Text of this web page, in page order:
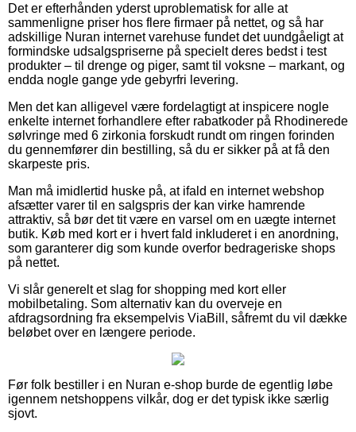
Det er efterhånden yderst uproblematisk for alle at
sammenligne priser hos flere firmaer på nettet, og så har
adskillige Nuran internet varehuse fundet det uundgåeligt at
formindske udsalgspriserne på specielt deres bedst i test
produkter – til drenge og piger, samt til voksne – markant, og
endda nogle gange yde gebyrfri levering.
Men det kan alligevel være fordelagtigt at inspicere nogle
enkelte internet forhandlere efter rabatkoder på Rhodinerede
sølvringe med 6 zirkonia forskudt rundt om ringen forinden
du gennemfører din bestilling, så du er sikker på at få den
skarpeste pris.
Man må imidlertid huske på, at ifald en internet webshop
afsætter varer til en salgspris der kan virke hamrende
attraktiv, så bør det tit være en varsel om en uægte internet
butik. Køb med kort er i hvert fald inkluderet i en anordning,
som garanterer dig som kunde overfor bedrageriske shops
på nettet.
Vi slår generelt et slag for shopping med kort eller
mobilbetaling. Som alternativ kan du overveje en
afdragsordning fra eksempelvis ViaBill, såfremt du vil dække
beløbet over en længere periode.
Før folk bestiller i en Nuran e-shop burde de egentlig løbe
igennem netshoppens vilkår, dog er det typisk ikke særlig
sjovt.